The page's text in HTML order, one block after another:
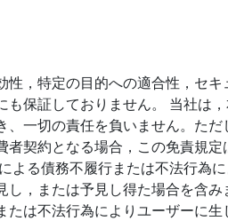
，特定の目的への適合性，セキ
保証しておりません。 当社は
一切の責任を負いません。ただ
契約となる場合，この免責規
よる債務不履行または不法行為
，または予見し得た場合を含み
は不法行為によりユーザーに